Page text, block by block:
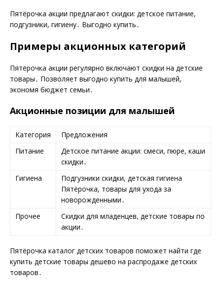
Пятёрочка акции предлагают скидки: детское питание,
подгузники, гигиену․ Выгодно купить․
Примеры акционных категорий
Пятёрочка акции регулярно включают скидки на детские
товары․ Позволяет выгодно купить для малышей,
экономя бюджет семьи․
Акционные позиции для малышей
Категория
Предложения
Питание
Детское питание акции: смеси, пюре, каши
скидки․
Гигиена
Подгузники скидки, детская гигиена
Пятёрочка, товары для ухода за
новорожденными․
Прочее
Скидки для младенцев, детские товары по
акции․
Пятёрочка каталог детских товаров поможет найти где
купить детские товары дешево на распродаже детских
товаров․